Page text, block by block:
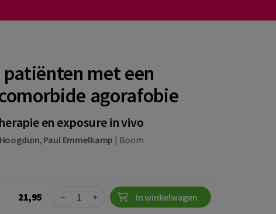
met een
agorafobie
en exposure in vivo
, Paul Emmelkamp | Boom
21,95 Quantity
− + In winkelwagen